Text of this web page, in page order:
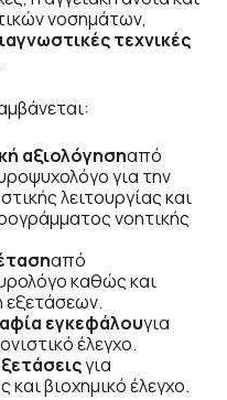
νοσημάτων,
τεχνικές
αξιολόγησηαπό
για την
λειτουργίας και
νοητικής
από
καθώς και
εγκεφάλουγια
έλεγχο.
για
και βιοχημικό έλεγχο.